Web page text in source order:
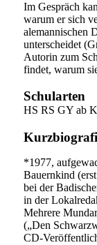
Im Gespräch
warum er sich
alemannischen
unterscheidet
Autorin zum
findet, warum
Schularten
HS RS GY ab
*1977,
Bauernkind
bei der
in der
Mehrere
(„Den
CD-